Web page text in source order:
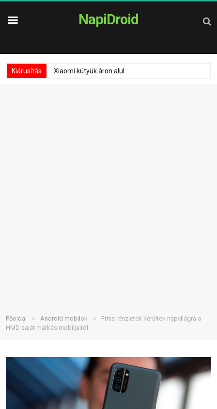
NapiDroid
Kiárusítás Xiaomi kütyük áron alul
Főoldal » Android mobilok »
Friss részletek kerültek napvilágra a
HMD saját márkás mobiljairól